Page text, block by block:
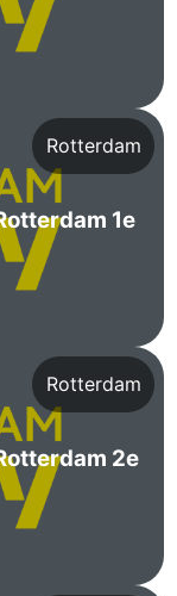
Rotterdam
1e
Rotterdam
2e